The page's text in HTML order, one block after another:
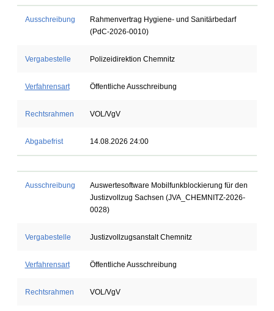
Ausschreibung
Rahmenvertrag Hygiene- und Sanitärbedarf
(PdC-2026-0010)
Vergabestelle Polizeidirektion Chemnitz
Verfahrensart Öffentliche Ausschreibung
Rechtsrahmen VOL/VgV
Abgabefrist 14.08.2026 24:00
Ausschreibung
Auswertesoftware Mobilfunkblockierung für den
Justizvollzug Sachsen (JVA_CHEMNITZ-2026-
0028)
Vergabestelle Justizvollzugsanstalt Chemnitz
Verfahrensart Öffentliche Ausschreibung
Rechtsrahmen VOL/VgV